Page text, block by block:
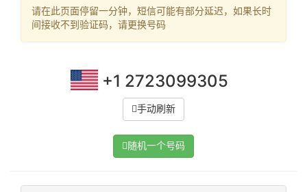
请在此页面停留一分钟，短信可能有部分延迟，如果长时
间接收不到验证码，请更换号码
+1 2723099305
手动刷新
随机一个号码